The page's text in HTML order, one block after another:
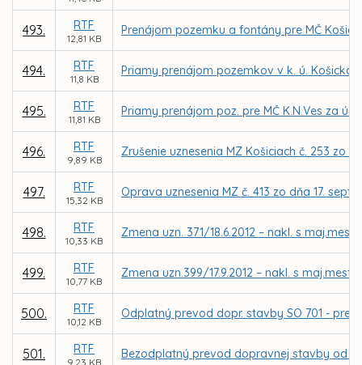
493. RTF
12,81 KB
Prenájom pozemku a fontány pre MČ
494. RTF
11,8 KB
Priamy prenájom pozemkov v k. ú. Košická
495. RTF
11,81 KB
Priamy prenájom poz. pre MČ K.N.Ves za
496. RTF
9,89 KB
Zrušenie uznesenia MZ Košiciach č. 253 zo
497. RTF
15,32 KB
Oprava uznesenia MZ č. 413 zo dňa 17.
498. RTF
10,33 KB
Zmena uzn. 371/18.6.2012 – nakl. s
499. RTF
10,77 KB
Zmena uzn.399/17.9.2012 – nakl. s
500. RTF
10,12 KB
Odplatný prevod dopr. stavby SO 701 -
501. RTF
9,23 KB
Bezodplatný prevod dopravnej stavby od